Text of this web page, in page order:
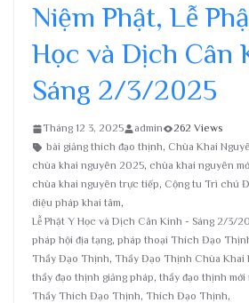
Niệm Phật, Lễ
Học và Dịch Cân
Sáng 2/3/2025
Tháng 12 3, 2025 admin
262 Views
bài giảng thích đạo thịnh, Chùa Khai
chùa khai nguyên 2025, chùa khai nguyên
chùa khai nguyên trực tiếp, Cộng tu Trì chú
diệu pháp khai tâm,
Lễ Phật Y Học và Dịch Cân Kinh - Sáng 2/3/
pháp hội địa tạng, pháp thoại Thích Đạo
Thầy Đạo Thịnh, Thầy Đạo Thịnh Chùa Khai
thầy đạo thịnh giảng pháp, thầy đạo thịnh mới
Thầy Thích Đạo Thịnh, Thích Đạo Thịnh,